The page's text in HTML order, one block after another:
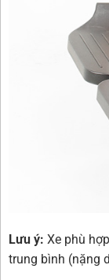
Lưu ý: Xe phù
trung bình (nặng